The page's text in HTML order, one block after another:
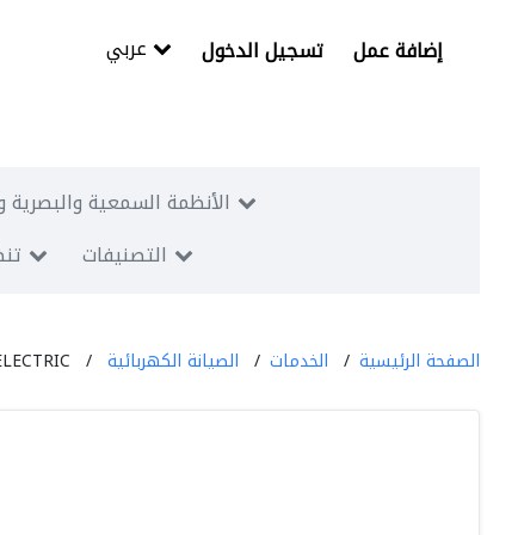
تسجيل الدخول إضافة عمل
الأنظمة السمعية والبصرية
التصنيفات
الصفحة الرئيسية الخدمات الصيانة الكهربائية